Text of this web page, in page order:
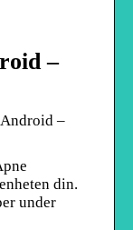
–
–
din.
under